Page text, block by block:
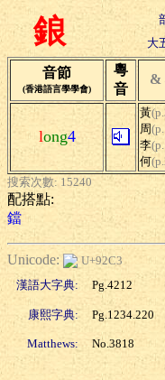
鋃
大
音節
(香港語言學學會)
粵
音
&
long4
黃
周
李
何
搜索次數: 15240
配搭點:
鐺
Unicode:
U+92C3
漢語大字典:
Pg.4212
康熙字典: Pg.1234.220
Matthews: No.3818